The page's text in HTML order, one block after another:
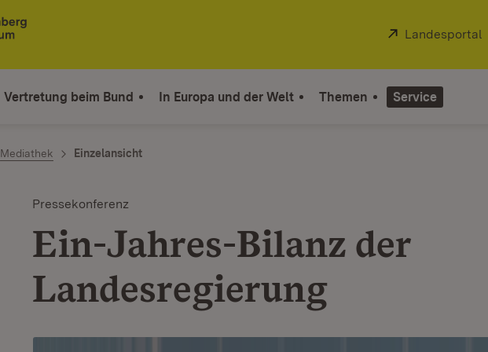
Extern:
Landesportal
Vertretung beim Bund In Europa und der Welt Themen Service
Mediathek Einzelansicht
Pressekonferenz
Ein-Jahres-Bilanz der
Landesregierung